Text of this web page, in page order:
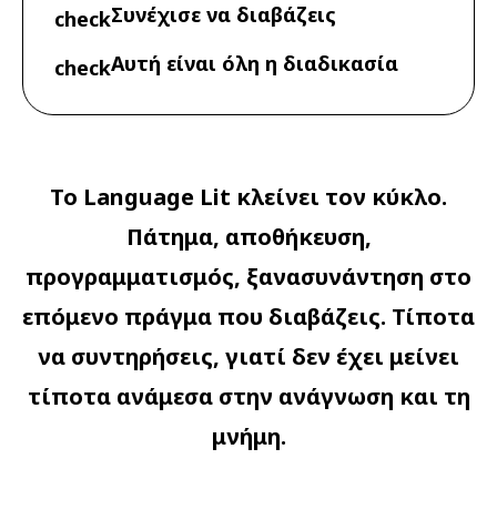
checkΣυνέχισε να διαβάζεις
checkΑυτή είναι όλη η διαδικασία
Το Language Lit κλείνει τον κύκλο.
Πάτημα, αποθήκευση,
προγραμματισμός, ξανασυνάντηση στο
επόμενο πράγμα που διαβάζεις. Τίποτα
να συντηρήσεις, γιατί δεν έχει μείνει
τίποτα ανάμεσα στην ανάγνωση και τη
μνήμη.